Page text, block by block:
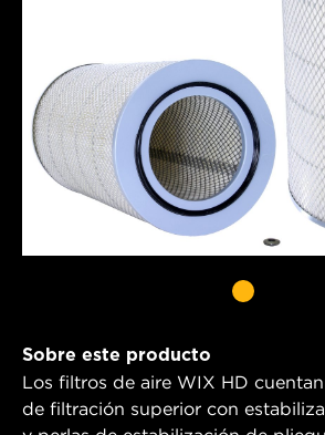
Sobre este producto
Los filtros de aire WIX HD
de filtración superior con